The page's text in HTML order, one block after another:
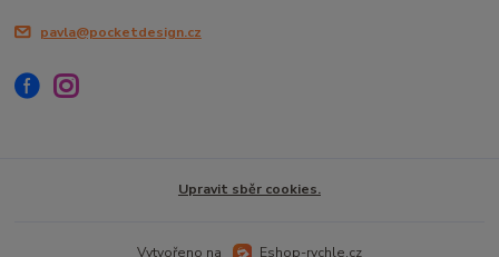
pavla@pocketdesign.cz
Upravit sběr cookies.
Vytvořeno na Eshop-rychle.cz